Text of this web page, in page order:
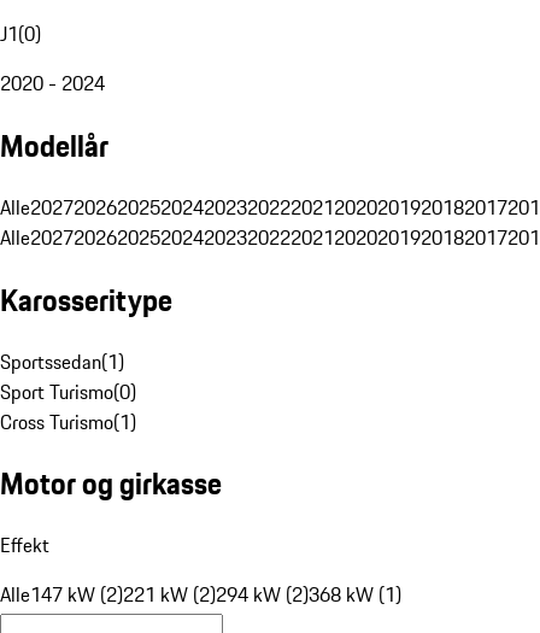
J1(0)
2020 - 2024
Modellår
Alle20272026202520242023202220212020201920182017
Alle20272026202520242023202220212020201920182017
Karosseritype
Sportssedan(1)
Sport Turismo(0)
Cross Turismo(1)
Motor og girkasse
Effekt
Alle147 kW (2)221 kW (2)294 kW (2)368 kW (1)